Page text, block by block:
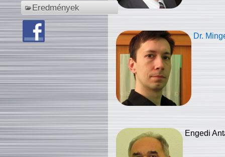
Eredmények
Dr.
Engedi